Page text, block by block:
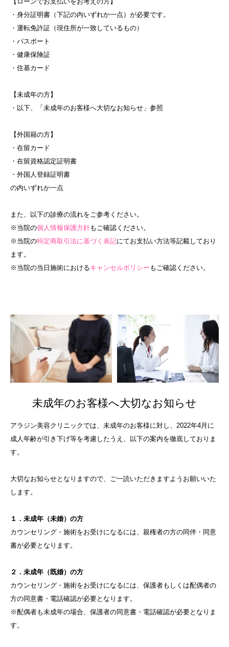
・身分証明書（下記の内いずれか一点）が必要です。
・運転免許証（現住所が一致しているもの）
・パスポート
・健康保険証
・住基カード
【未成年の方】
・以下、「未成年のお客様へ大切なお知らせ」参照
【外国籍の方】
・在留カード
・在留資格認定証明書
・外国人登録証明書
の内いずれか一点
また、以下の診療の流れをご参考ください。
※当院の個人情報保護方針もご確認ください。
※当院の特定商取引法に基づく表記にてお支払い方法等記載しており
ます。
※当院の当日施術におけるキャンセルポリシー もご確認ください。
未成年のお客様へ大切なお知らせ
アラジン美容クリニックでは、未成年のお客様に対し、2022年4月に
成人年齢が引き下げ等を考慮したうえ、以下の案内を徹底しておりま
す。
大切なお知らせとなりますので、ご一読いただきますようお願いいた
します。
１．未成年（未婚）の方
カウンセリング・施術をお受けになるには、親権者の方の同伴・同意
書が必要となります。
２．未成年（既婚）の方
カウンセリング・施術をお受けになるには、保護者もしくは配偶者の
方の同意書・電話確認が必要となります。
※配偶者も未成年の場合、保護者の同意書・電話確認が必要となりま
す。